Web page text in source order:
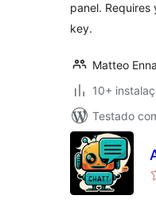
panel. Requires
key.
Matteo Enna
10+
Testado